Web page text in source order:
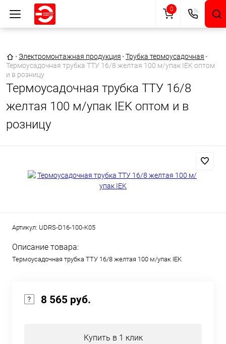
Главная страница
• Электромонтажная продукция •Трубка термоусадочная •
Термоусадочная трубка ТТУ 16/8 желтая 100 м/упак IEK оптом
и в розницу
Термоусадочная трубка ТТУ 16/8
желтая 100 м/упак IEK оптом и в
розницу
Артикул: UDRS-D16-100-K05
Описание товара:
Термоусадочная трубка ТТУ 16/8 желтая 100 м/упак IEK
8 565 руб.
Купить в 1 клик
0